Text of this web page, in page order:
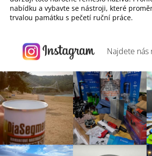
nabídku a vybavte se nástroji, které
trvalou památku s pečetí ruční práce.
Najdete nás